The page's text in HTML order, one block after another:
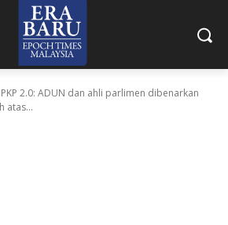
PKP 2.0: ADUN dan ahli parlimen dibenarkan
atas...